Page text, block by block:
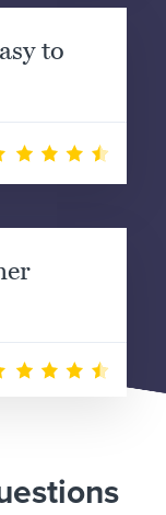
to